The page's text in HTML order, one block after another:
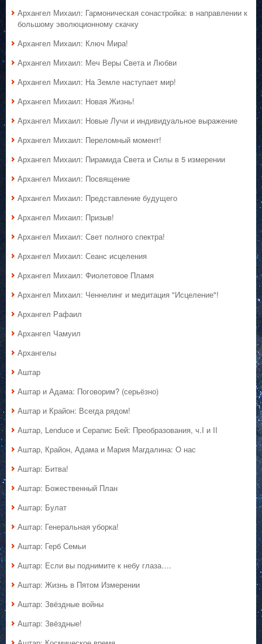
Архангел Михаил: Гармоническая сонастройка: в направлении к
большому эволюционному скачку
Архангел Михаил: Ключ Мира!
Архангел Михаил: Меч Веры Света и Любви
Архангел Михаил: На Земле наступает мир!
Архангел Михаил: Новая Жизнь!
Архангел Михаил: Новые Лучи и индивидуальное выражение
Архангел Михаил: Переломный момент!
Архангел Михаил: Пирамида Света и Силы в 5 измерении
Архангел Михаил: Посвящение
Архангел Михаил: Представление будущего
Архангел Михаил: Призыв!
Архангел Михаил: Свет полного спектра!
Архангел Михаил: Сеанс исцеления
Архангел Михаил: Фиолетовое Пламя
Архангел Михаил: Ченнелинг и медитация "Исцеление"!
Архангел Рафаил
Архангел Чамуил
Архангелы
Аштар
Аштар и Адама: Поговорим? (серьёзно)
Аштар и Крайон: Всегда рядом!
Аштар, Lenduce и Серапис Бей: Преобразования, ч.I и II
Аштар, Крайон, Адама и Мария Магдалина: О нас
Аштар: Битва!
Аштар: Божественный План
Аштар: Булат
Аштар: Генеральная уборка!
Аштар: Герб Семьи
Аштар: Если вы поднимите к небу глаза….
Аштар: Жизнь в Пятом Измерении
Аштар: Звёздные войны
Аштар: Звёздные!